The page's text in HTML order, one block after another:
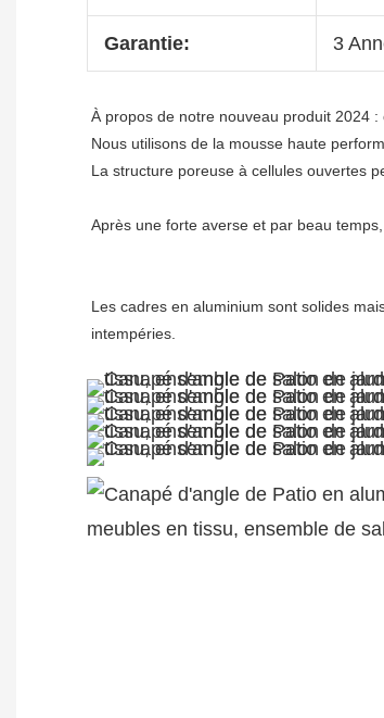
Garantie: 3
À propos de notre nouveau produit 2024 :
Nous utilisons de la mousse haute
Les cadres en aluminium sont solides